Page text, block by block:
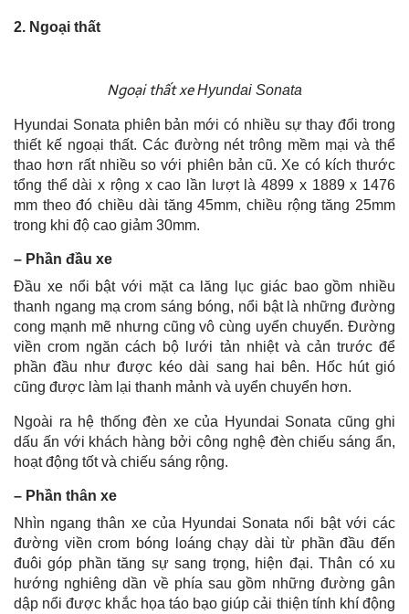
2. Ngoại thất
Ngoại thất xeHyundai Sonata
Hyundai Sonata phiên bản mới có nhiều sự thay đổi trong
thiết kế ngoại thất. Các đường nét trông mềm mại và thể
thao hơn rất nhiều so với phiên bản cũ. Xe có kích thước
tổng thể dài x rộng x cao lần lượt là 4899 x 1889 x 1476
mm theo đó chiều dài tăng 45mm, chiều rộng tăng 25mm
trong khi độ cao giảm 30mm.
– Phần đầu xe
Đầu xe nổi bật với mặt ca lăng lục giác bao gồm nhiều
thanh ngang mạ crom sáng bóng, nổi bật là những đường
cong mạnh mẽ nhưng cũng vô cùng uyển chuyển. Đường
viền crom ngăn cách bộ lưới tản nhiệt và cản trước để
phần đầu như được kéo dài sang hai bên. Hốc hút gió
cũng được làm lại thanh mảnh và uyển chuyển hơn.
Ngoài ra hệ thống đèn xe của Hyundai Sonata cũng ghi
dấu ấn với khách hàng bởi công nghệ đèn chiếu sáng ẩn,
hoạt động tốt và chiếu sáng rộng.
– Phần thân xe
Nhìn ngang thân xe của Hyundai Sonata nổi bật với các
đường viền crom bóng loáng chạy dài từ phần đầu đến
đuôi góp phần tăng sự sang trọng, hiện đại. Thân có xu
hướng nghiêng dần về phía sau gồm những đường gân
dập nổi được khắc họa táo bạo giúp cải thiện tính khí động